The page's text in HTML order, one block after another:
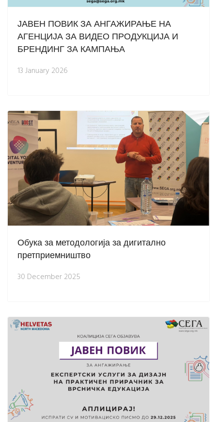
ЈАВЕН ПОВИК ЗА АНГАЖИРАЊЕ НА
АГЕНЦИЈА ЗА ВИДЕО ПРОДУКЦИЈА И
БРЕНДИНГ ЗА КАМПАЊА
13 January 2026
Обука за методологија за дигитално
претприемништво
30 December 2025